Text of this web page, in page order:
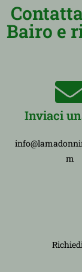
Bairo e
Inviaci
m